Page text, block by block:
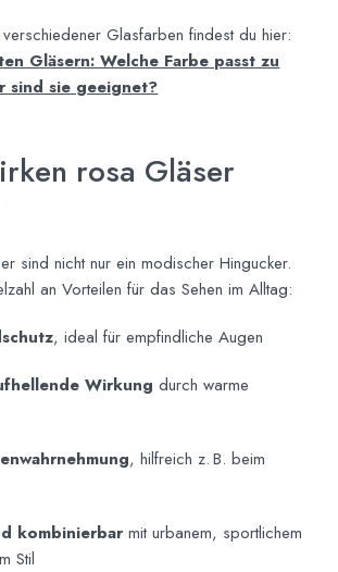
Glasfarben findest du hier:
Gläsern: Welche Farbe passt zu
sind sie geeignet?
rosa Gläser
sind nicht nur ein modischer Hingucker.
an Vorteilen für das Sehen im Alltag:
, ideal für empfindliche Augen
Wirkung durch warme
, hilfreich z. B. beim
kombinierbar mit urbanem, sportlichem
Stil